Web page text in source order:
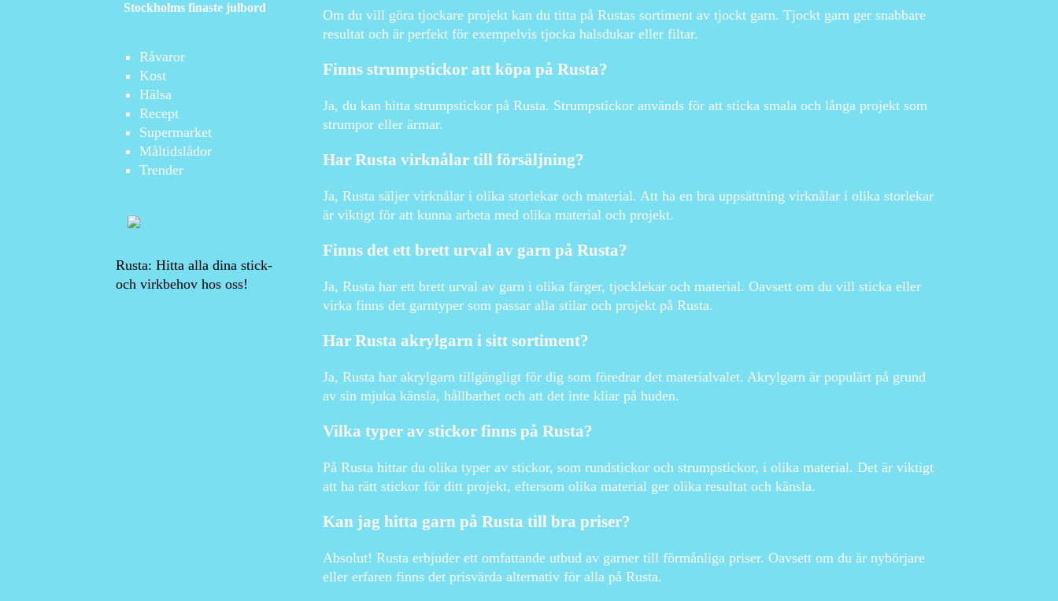
Om du vill göra tjockare projekt kan du titta på Rustas sortiment av tjockt garn. Tjockt garn ger snabbare
resultat och är perfekt för exempelvis tjocka halsdukar eller filtar.
Finns strumpstickor att köpa på Rusta?
Ja, du kan hitta strumpstickor på Rusta. Strumpstickor används för att sticka smala och långa projekt som
strumpor eller ärmar.
Har Rusta virknålar till försäljning?
Ja, Rusta säljer virknålar i olika storlekar och material. Att ha en bra uppsättning virknålar i olika storlekar
är viktigt för att kunna arbeta med olika material och projekt.
Finns det ett brett urval av garn på Rusta?
Ja, Rusta har ett brett urval av garn i olika färger, tjocklekar och material. Oavsett om du vill sticka eller
virka finns det garntyper som passar alla stilar och projekt på Rusta.
Har Rusta akrylgarn i sitt sortiment?
Ja, Rusta har akrylgarn tillgängligt för dig som föredrar det materialvalet. Akrylgarn är populärt på grund
av sin mjuka känsla, hållbarhet och att det inte kliar på huden.
Vilka typer av stickor finns på Rusta?
På Rusta hittar du olika typer av stickor, som rundstickor och strumpstickor, i olika material. Det är viktigt
att ha rätt stickor för ditt projekt, eftersom olika material ger olika resultat och känsla.
Kan jag hitta garn på Rusta till bra priser?
Absolut! Rusta erbjuder ett omfattande utbud av garner till förmånliga priser. Oavsett om du är nybörjare
eller erfaren finns det prisvärda alternativ för alla på Rusta.
Stockholms finaste julbord
Råvaror
Kost
Hälsa
Recept
Supermarket
Måltidslådor
Trender
Rusta: Hitta alla dina stick-
och virkbehov hos oss!